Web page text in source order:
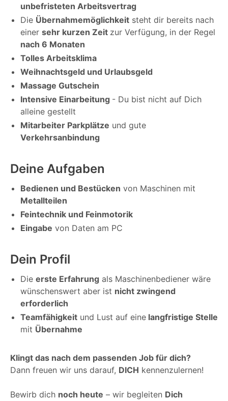
unbefristeten Arbeitsvertrag
Die Übernahmemöglichkeit steht dir bereits nach
einer sehr kurzen Zeit zur Verfügung, in der Regel
nach 6 Monaten
Tolles Arbeitsklima
Weihnachtsgeld und Urlaubsgeld
Massage Gutschein
Intensive Einarbeitung - Du bist nicht auf Dich
alleine gestellt
Mitarbeiter Parkplätze und gute
Verkehrsanbindung
Deine Aufgaben
Bedienen und Bestücken von Maschinen mit
Metallteilen
Feintechnik und Feinmotorik
Eingabe von Daten am PC
Dein Profil
Die erste Erfahrung als Maschinenbediener wäre
wünschenswert aber ist nicht zwingend
erforderlich
Teamfähigkeit und Lust auf eine langfristige Stelle
mit Übernahme
Klingt das nach dem passenden Job für dich?
Dann freuen wir uns darauf, DICH kennenzulernen!
Bewirb dich noch heute – wir begleiten Dich